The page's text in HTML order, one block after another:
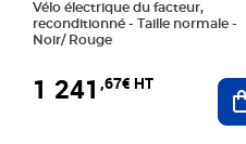
Vélo électrique du facteur,
reconditionné - Taille normale -
Noir/ Rouge
1 241 ,67€ HT